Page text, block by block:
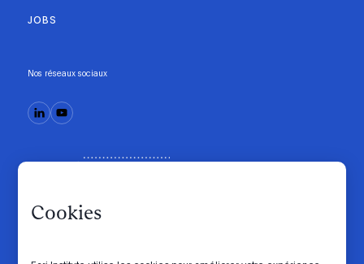
Cookies
JOBS
Nos réseaux sociaux